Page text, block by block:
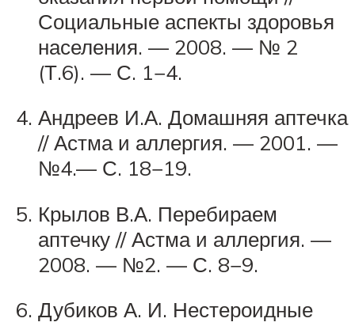
Социальные аспекты здоровья
населения. — 2008. — № 2
(Т.6). — С. 1−4.
Андреев И.А. Домашняя аптечка
// Астма и аллергия. — 2001. —
№4.— С. 18−19.
Крылов В.А. Перебираем
аптечку // Астма и аллергия. —
2008. — №2. — С. 8−9.
Дубиков А. И. Нестероидные